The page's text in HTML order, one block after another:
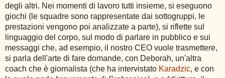
degli altri. Nei momenti di lavoro tutti insieme, si eseguono
giochi (le squadre sono rappresentate dai sottogruppi, le
prestazioni vengono poi analizzate a parte), si riflette sul
linguaggio del corpo, sul modo di parlare in pubblico e sui
messaggi che, ad esempio, il nostro CEO vuole trasmettere,
si parla dell'arte di fare domande, con Deborah, un'altra
coach che è giornalista (che ha intervistato Karadzic, e con